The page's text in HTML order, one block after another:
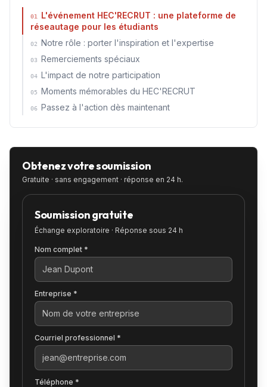
01
L'événement HEC'RECRUT : une plateforme de
réseautage pour les étudiants
02 Notre rôle : porter l'inspiration et l'expertise
03 Remerciements spéciaux
04 L'impact de notre participation
05 Moments mémorables du HEC'RECRUT
06 Passez à l'action dès maintenant
Obtenez votre soumission
Gratuite · sans engagement · réponse en 24 h.
Soumission gratuite
Échange exploratoire · Réponse sous 24 h
Nom complet *
Entreprise *
Courriel professionnel *
Téléphone *